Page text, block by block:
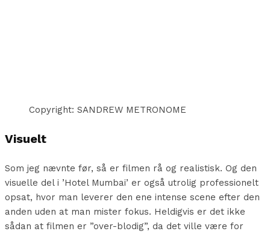
Copyright: SANDREW METRONOME
Visuelt
Som jeg nævnte før, så er filmen rå og realistisk. Og den
visuelle del i ’Hotel Mumbai’ er også utrolig professionelt
opsat, hvor man leverer den ene intense scene efter den
anden uden at man mister fokus. Heldigvis er det ikke
sådan at filmen er ”over-blodig”, da det ville være for